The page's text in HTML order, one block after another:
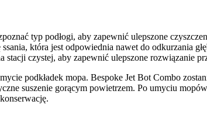
typ podłogi, aby zapewnić ulepszone
ssania, która jest odpowiednia nawet do odkurzania
stacji czystej, aby zapewnić ulepszone rozwiązanie
podkładek mopa. Bespoke Jet Bot Combo
suszenie gorącym powietrzem. Po umyciu